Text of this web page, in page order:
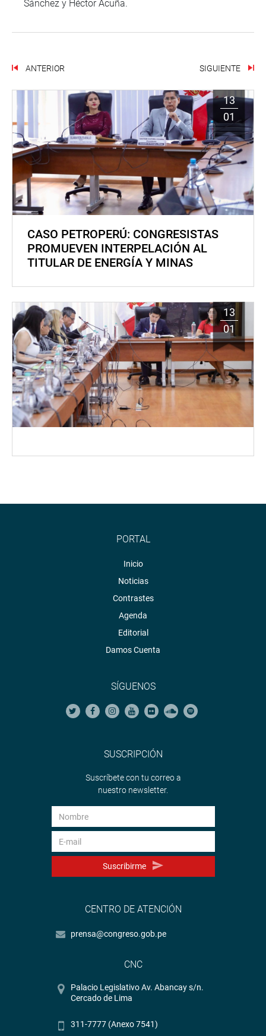
Sánchez y Héctor Acuña.
ANTERIOR SIGUIENTE
13
01
CASO PETROPERÚ: CONGRESISTAS
PROMUEVEN INTERPELACIÓN AL
TITULAR DE ENERGÍA Y MINAS
13
01
PORTAL
Inicio
Noticias
Contrastes
Agenda
Editorial
Damos Cuenta
SÍGUENOS
SUSCRIPCIÓN
Suscríbete con tu correo a
nuestro newsletter.
Suscribirme
CENTRO DE ATENCIÓN
prensa@congreso.gob.pe
CNC
Palacio Legislativo Av. Abancay s/n.
Cercado de Lima
311-7777 (Anexo 7541)